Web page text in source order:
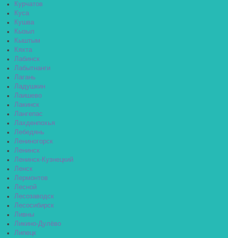
Курчатов
Куса
Кушва
Кызыл
Кыштым
Кяхта
Лабинск
Лабытнанги
Лагань
Ладушкин
Лаишево
Лакинск
Лангепас
Лахденпохья
Лебедянь
Лениногорск
Ленинск
Ленинск-Кузнецкий
Ленск
Лермонтов
Лесной
Лесозаводск
Лесосибирск
Ливны
Ликино-Дулёво
Липецк